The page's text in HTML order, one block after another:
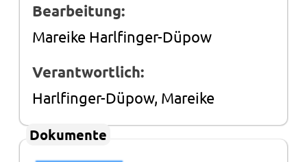
Bearbeitung:
Mareike Harlfinger-Düpow
Verantwortlich:
Harlfinger-Düpow, Mareike
Dokumente